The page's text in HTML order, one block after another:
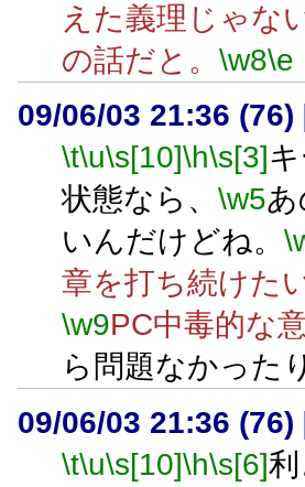
えた義理じゃな
の話だと。 \w8\e
09/06/03 21:36 (76)
\t\u\s[10]\h\s[3]
状態なら、 \w5
いんだけどね。
章を打ち続けた
\w9PC中毒的な
ら問題なかった
09/06/03 21:36 (76)
\t\u\s[10]\h\s[6]